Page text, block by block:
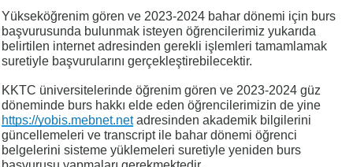
Yükseköğrenim gören ve 2023-2024 bahar dönemi için burs
başvurusunda bulunmak isteyen öğrencilerimiz yukarıda
belirtilen internet adresinden gerekli işlemleri tamamlamak
suretiyle başvurularını gerçekleştirebilecektir.
KKTC üniversitelerinde öğrenim gören ve 2023-2024 güz
döneminde burs hakkı elde eden öğrencilerimizin de yine
https://yobis.mebnet.netadresinden akademik bilgilerini
güncellemeleri ve transcript ile bahar dönemi öğrenci
belgelerini sisteme yüklemeleri suretiyle yeniden burs